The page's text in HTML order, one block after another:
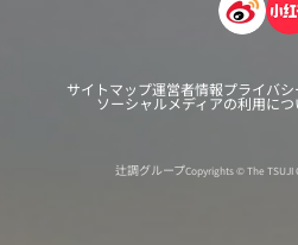
サイトマップ運営者情報プライバ
ソーシャルメディアの利用につ
辻調グループCopyrights © The TSUJI